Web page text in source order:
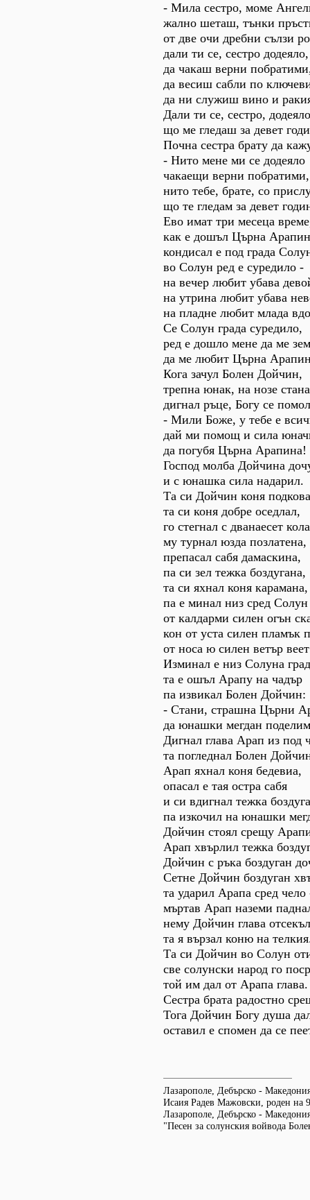
- Мила сестро, моме
жално шеташ, тънки
от две очи дребни сълзи
дали ти се, сестро додеяло,
да чакаш верни
да весиш сабли по
да ни служиш вино и
Дали ти се, сестро,
що ме гледаш за девет
Почна сестра брату да
- Нито мене ми се додеяло
чакаещи верни побратими,
нито тебе, брате, со
що те гледам за девет
Ево имат три месеца
как е дошъл Църна
кондисал е под града
во Солун ред е суредило -
на вечер любит убава
на утрина любит убава
на пладне любит млада
Се Солун града суредило,
ред е дошло мене да ме
да ме любит Църна
Кога зачул Болен Дойчин,
трепна юнак, на нозе
дигнал ръце, Богу се
- Мили Боже, у тебе е
дай ми помощ и сила
да погубя Църна Арапина!
Господ молба Дойчина
и с юнашка сила надарил.
Та си Дойчин коня
та си коня добре оседлал,
го стегнал с дванаесет
му турнал юзда позлатена,
препасал сабя дамаскина,
па си зел тежка боздугана,
та си яхнал коня карамана,
па е минал низ сред Солун
от калдарми силен огън
кон от уста силен пламък
от носа ю силен ветър
Изминал е низ Солуна
та е ошъл Арапу на чадър
па извикал Болен Дойчин:
- Стани, страшна Църни
да юнашки мегдан
Дигнал глава Арап из под
та погледнал Болен
Арап яхнал коня бедевиа,
опасал е тая остра сабя
и си вдигнал тежка
па изкочил на юнашки
Дойчин стоял срещу
Арап хвърлил тежка
Дойчин с ръка боздуган
Сетне Дойчин боздуган
та ударил Арапа сред чело
мъртав Арап наземи
нему Дойчин глава
та я вързал коню на
Та си Дойчин во Солун
све солунски народ го
той им дал от Арапа глава.
Сестра брата радостно
Тога Дойчин Богу душа
оставил е спомен да се
Лазарополе, Дебърско -
Исаия Радев Мажовски, роден на
Лазарополе, Дебърско -
"Песен за солунския войвода